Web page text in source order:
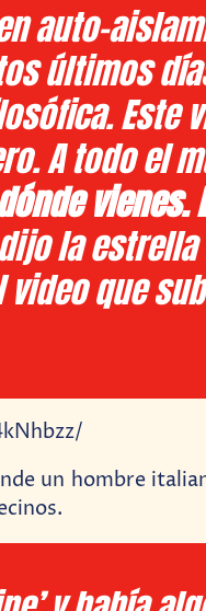
auto-
últimos
Este
A todo el
vienes.
la estrella
que
un hombre